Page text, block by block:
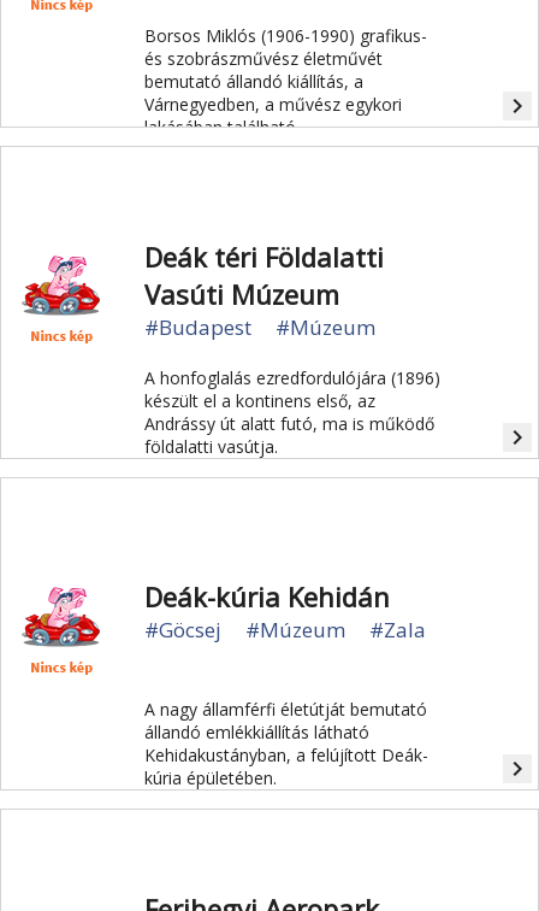
Borsos Miklós (1906-1990) grafikus-
és szobrászművész életművét
bemutató állandó kiállítás, a
Várnegyedben, a művész egykori
lakásában található.
navigate_next
Deák téri Földalatti
Vasúti Múzeum
#Budapest #Múzeum
A honfoglalás ezredfordulójára (1896)
készült el a kontinens első, az
Andrássy út alatt futó, ma is működő
földalatti vasútja.
navigate_next
Deák-kúria Kehidán
#Göcsej #Múzeum #Zala
A nagy államférfi életútját bemutató
állandó emlékkiállítás látható
Kehidakustányban, a felújított Deák-
kúria épületében.
navigate_next